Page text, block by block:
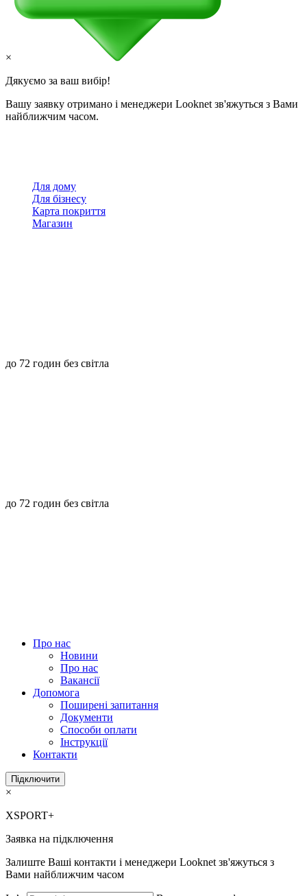
×
Дякуємо за ваш вибір!
Вашу заявку отримано і менеджери Looknet зв'яжуться з Вами
найближчим часом.
Для дому
Для бізнесу
Карта покриття
Магазин
до 72 годин без світла
до 72 годин без світла
Про нас
Новини
Про нас
Вакансії
Допомога
Поширені запитання
Документи
Способи оплати
Інструкції
Контакти
Підключити
×
XSPORT+
Заявка на підключення
Залиште Ваші контакти і менеджери Looknet зв'яжуться з
Вами найближчим часом